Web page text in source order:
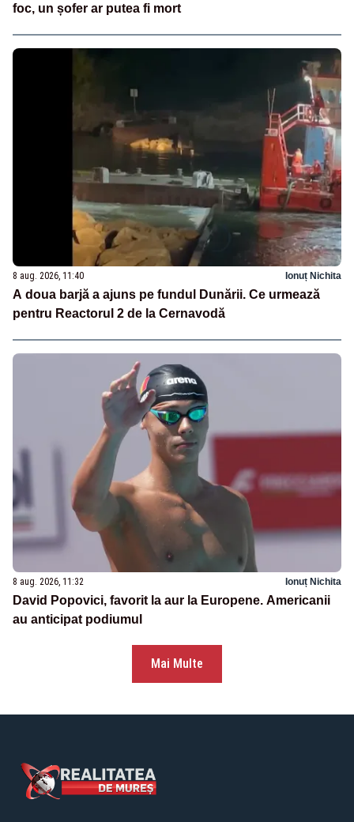
foc, un șofer ar putea fi mort
8 aug. 2026, 11:40 Ionuț Nichita
A doua barjă a ajuns pe fundul Dunării. Ce urmează
pentru Reactorul 2 de la Cernavodă
8 aug. 2026, 11:32 Ionuț Nichita
David Popovici, favorit la aur la Europene. Americanii
au anticipat podiumul
Mai Multe